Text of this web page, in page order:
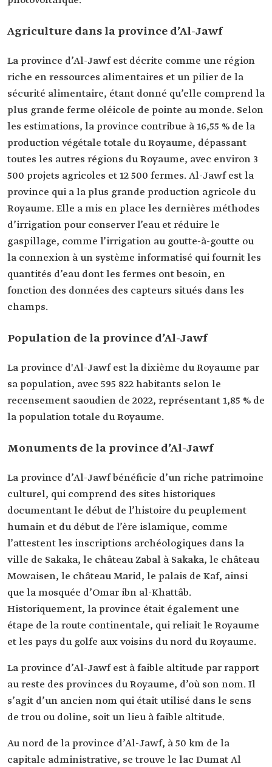
Agriculture dans la province d’Al-Jawf
La province d’Al-Jawf est décrite comme une région
riche en ressources alimentaires et un pilier de la
sécurité alimentaire, étant donné qu’elle comprend la
plus grande ferme oléicole de pointe au monde. Selon
les estimations, la province contribue à 16,55 % de la
production végétale totale du Royaume, dépassant
toutes les autres régions du Royaume, avec environ 3
500 projets agricoles et 12 500 fermes. Al-Jawf est la
province qui a la plus grande production agricole du
Royaume. Elle a mis en place les dernières méthodes
d’irrigation pour conserver l’eau et réduire le
gaspillage, comme l’irrigation au goutte-à-goutte ou
la connexion à un système informatisé qui fournit les
quantités d’eau dont les fermes ont besoin, en
fonction des données des capteurs situés dans les
champs.
Population de la province d’Al-Jawf
La province d'Al-Jawf est la dixième du Royaume par
sa population, avec 595 822 habitants selon le
recensement saoudien de 2022, représentant 1,85 % de
la population totale du Royaume.
Monuments de la province d’Al-Jawf
La province d’Al-Jawf bénéficie d’un riche patrimoine
culturel, qui comprend des sites historiques
documentant le début de l’histoire du peuplement
humain et du début de l’ère islamique, comme
l’attestent les inscriptions archéologiques dans la
ville de Sakaka, le château Zabal à Sakaka, le château
Mowaisen, le château Marid, le palais de Kaf, ainsi
que la mosquée d’Omar ibn al-Khattâb.
Historiquement, la province était également une
étape de la route continentale, qui reliait le Royaume
et les pays du golfe aux voisins du nord du Royaume.
La province d’Al-Jawf est à faible altitude par rapport
au reste des provinces du Royaume, d’où son nom. Il
s’agit d’un ancien nom qui était utilisé dans le sens
de trou ou doline, soit un lieu à faible altitude.
Au nord de la province d’Al-Jawf, à 50 km de la
capitale administrative, se trouve le lac Dumat Al